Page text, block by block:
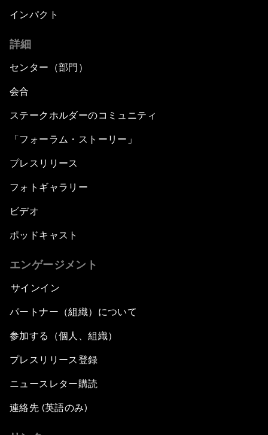
インパクト
詳細
センター（部門）
会合
ステークホルダーのコミュニティ
「フォーラム・ストーリー」
プレスリリース
フォトギャラリー
ビデオ
ポッドキャスト
エンゲージメント
サインイン
パートナー（組織）について
参加する（個人、組織）
プレスリリース登録
ニュースレター購読
連絡先 (英語のみ)